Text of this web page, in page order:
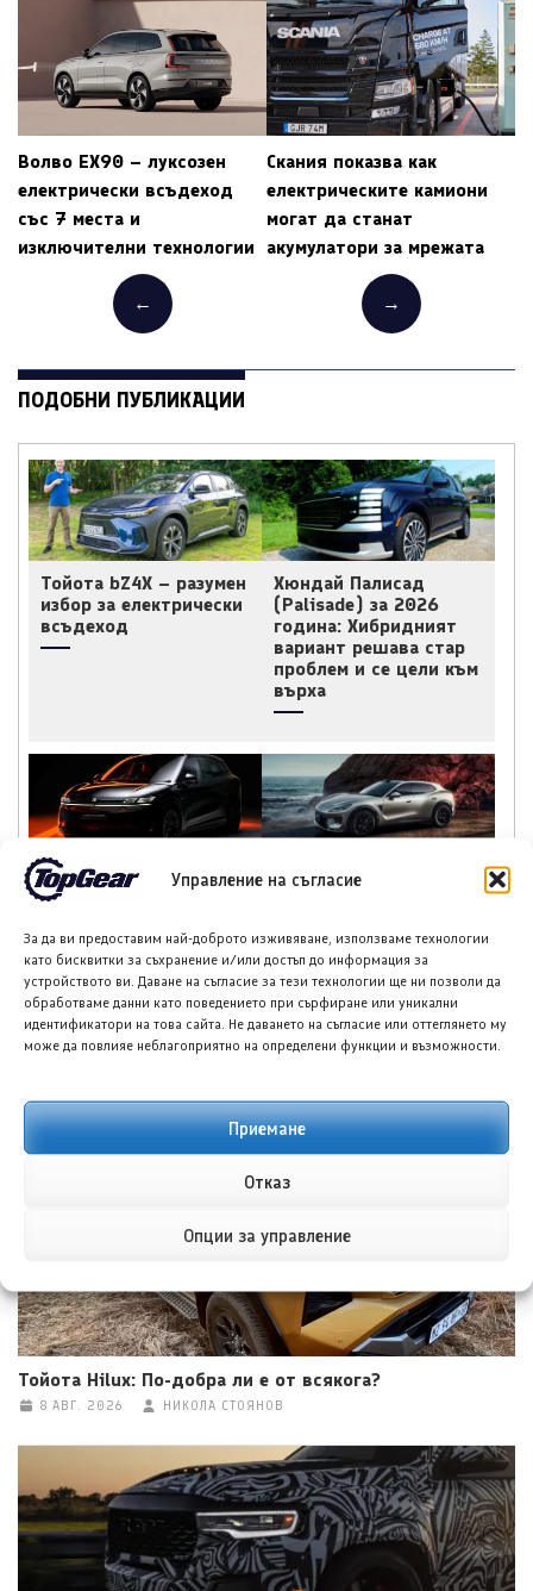
Управление на съгласие
За да ви предоставим най-доброто изживяване, използваме технологии
като бисквитки за съхранение и/или достъп до информация за
устройството ви. Даване на съгласие за тези технологии ще ни позволи да
обработваме данни като поведението при сърфиране или уникални
идентификатори на това сайта. Не даването на съгласие или оттеглянето му
може да повлияе неблагоприятно на определени функции и възможности.
Приемане
Отказ
Опции за управление
Волво EX90 – луксозен
електрически всъдеход
със 7 места и
изключителни технологии
←
Скания показва как
електрическите камиони
могат да станат
акумулатори за мрежата
→
ПОДОБНИ ПУБЛИКАЦИИ
Тойота bZ4X – разумен
избор за електрически
всъдеход
Хюндай Палисад
(Palisade) за 2026
година: Хибридният
вариант решава стар
проблем и се цели към
върха
Зийкр 7X Black Nova,
лимитирана серия от
Луксийд RX: Новият
вдъхновен от Ферари
НОВИ ПУБЛИКАЦИИ
Тойота Hilux: По-добра ли е от всякога?
8 АВГ. 2026 НИКОЛА СТОЯНОВ